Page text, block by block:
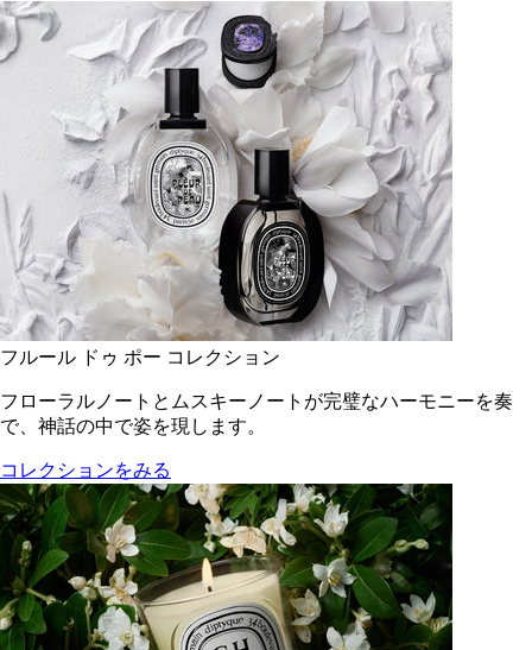
フルール ドゥ ポー コレクション
フローラルノートとムスキーノートが完璧なハーモニーを奏
で、神話の中で姿を現します。
コレクションをみる